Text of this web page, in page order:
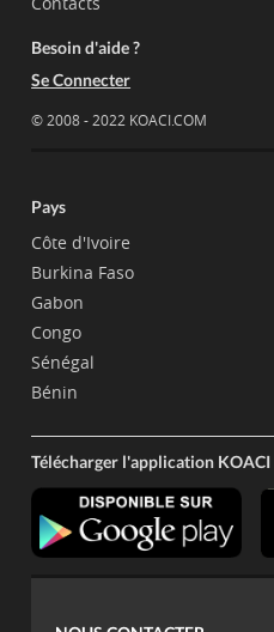
Besoin d'aide ?
Se Connecter
© 2008 - 2022 KOACI.COM
Pays
Côte d'Ivoire
Burkina Faso
Gabon
Congo
Sénégal
Bénin
Télécharger l'application KOACI